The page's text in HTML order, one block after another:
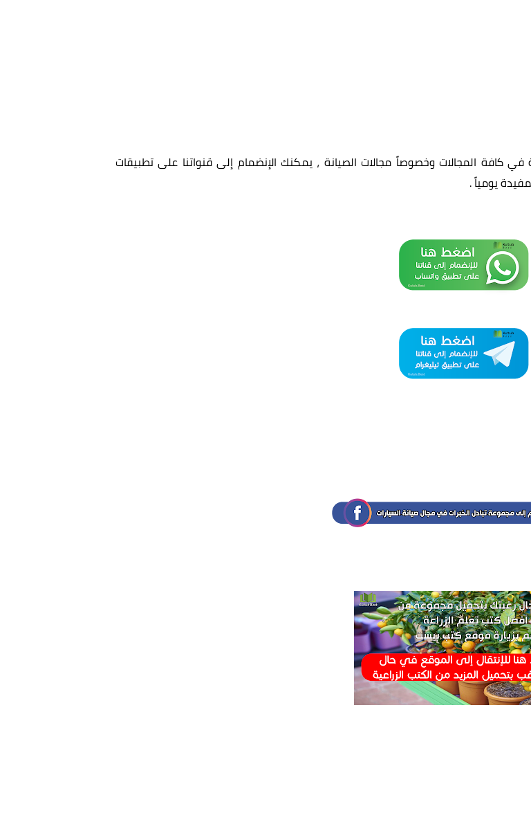
كافة المجالات وخصوصاً مجالات الصيانة ، يمكنك الإنضمام إلى قنواتنا على تطبيقات
يومياً.